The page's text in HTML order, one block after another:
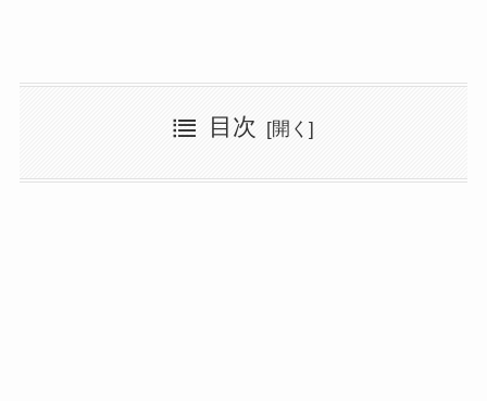
目次